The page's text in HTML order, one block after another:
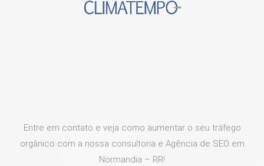
Entre em contato e veja como aumentar o seu tráfego
orgânico com a nossa consultoria e Agência de SEO em
Normandia – RR!